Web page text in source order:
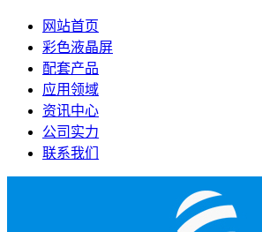
网站首页
彩色液晶屏
配套产品
应用领域
资讯中心
公司实力
联系我们